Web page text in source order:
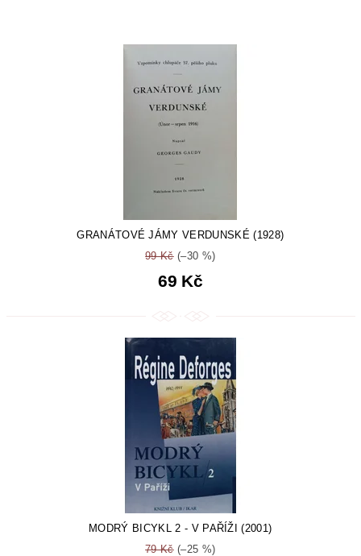
GRANÁTOVÉ JÁMY VERDUNSKÉ (1928)
99 Kč(–30 %)
69 Kč
MODRÝ BICYKL 2 - V PAŘÍŽI (2001)
79 Kč(–25 %)